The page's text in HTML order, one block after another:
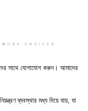
সাথে যোগাযোগ করুন। আমাদের
ব্যবস্থার মধ্য দিয়ে যায়, যা